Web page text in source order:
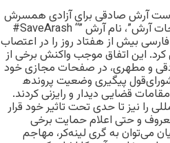
آرش صادقی برای آزادی همسرش
و بررسی مجدد پرونده‌ی وی با هشتگ یا نماد ‪#SaveArash “” بود. طوفان “نجات آرش”، نام آرش
بیش از هفتاد روز را در اعتصاب
کرد. این اتفاق موجب واکنش برخی از
و مطهری، در صفحات مجازی خود
قول پیگیری وضعیت پرونده‎ی این زندانی سیاسی را دادند. علی لاریجانی، رئیس مجلس شورای
قضایی دیدار و رایزنی کردند.
را نیز تا حدی تحت تاثیر خود قرار
و حتی اعلام حمایت برخی
می‌توان به گری لینه‌کر، مهاجم